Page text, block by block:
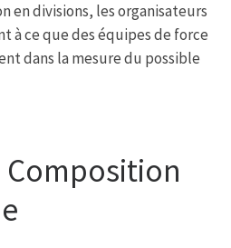
en divisions, les organisateurs
à ce que des équipes de force
dans la mesure du possible
Composition